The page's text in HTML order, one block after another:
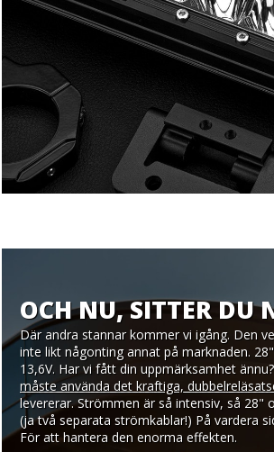
OCH NU, SITTER DU
Där andra stannar kommer vi igång. Den
inte likt någonting annat på marknaden.
13,6V. Har vi fått din uppmärksamhet
måste använda det kraftiga,
levererar. Strömmen är så intensiv, så
(ja två separata strömkablar!) På vardera
För att hantera den enorma effekten.